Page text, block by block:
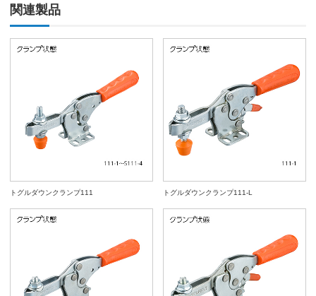
関連製品
トグルダウンクランプ111 トグルダウンクランプ111-L